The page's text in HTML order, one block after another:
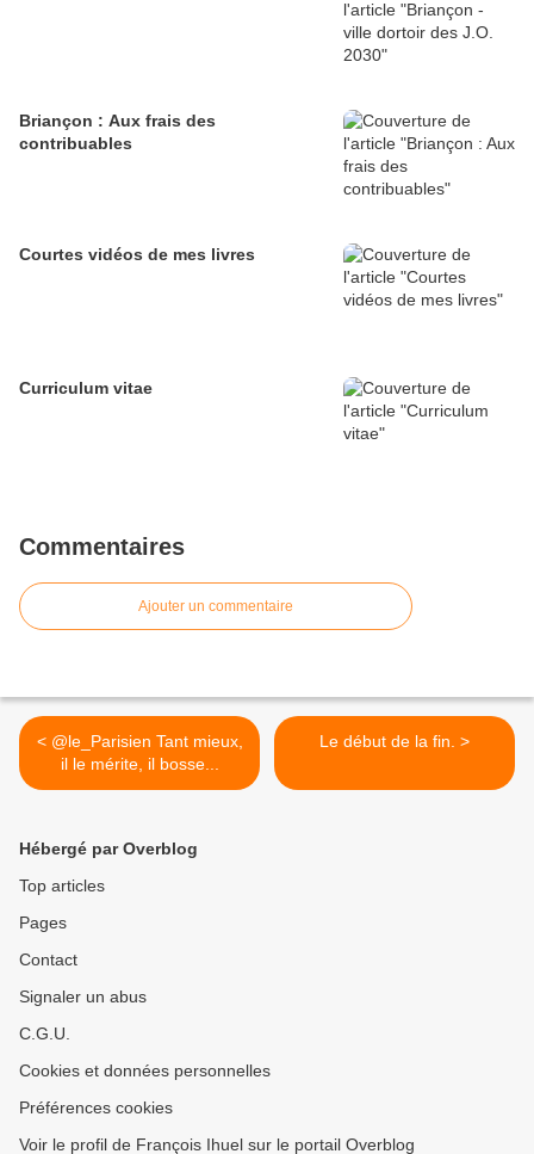
Briançon : Aux frais des
contribuables
Courtes vidéos de mes livres
Curriculum vitae
Commentaires
Ajouter un commentaire
< @le_Parisien Tant mieux,
il le mérite, il bosse...
Le début de la fin. >
Hébergé par Overblog
Top articles
Pages
Contact
Signaler un abus
C.G.U.
Cookies et données personnelles
Préférences cookies
Voir le profil de François Ihuel sur le portail Overblog